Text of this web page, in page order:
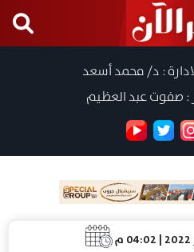
: د/ محمد أسعد
: صفوت عبد العظيم